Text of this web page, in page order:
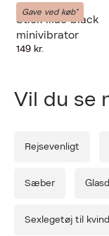
Forrige
Gave ved køb*
Iroha
Stick lilac black
minivibrator
149 kr.
Vil du se
Rejsevenligt
Sæber
Sexlegetøj til